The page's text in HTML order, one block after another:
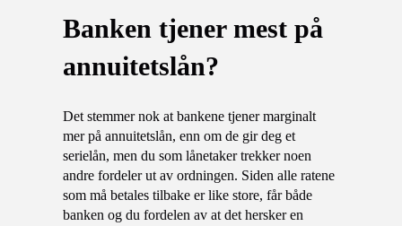
banken tjener mest på
annuitetslån?
Det stemmer nok at bankene tjener marginalt
mer på annuitetslån, enn om de gir deg et
serielån, men du som lånetaker trekker noen
andre fordeler ut av ordningen. Siden alle ratene
som må betales tilbake er like store, får både
banken og du fordelen av at det hersker en